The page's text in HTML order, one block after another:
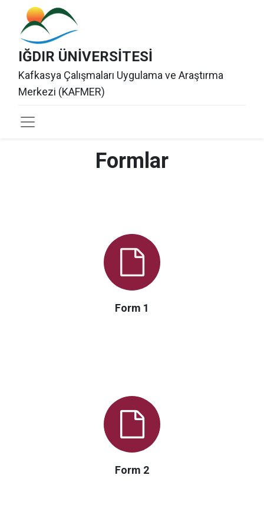
IĞDIR ÜNİVERSİTESİ
Kafkasya Çalışmaları Uygulama ve Araştırma
Merkezi (KAFMER)
Formlar
Form 1
Form 2